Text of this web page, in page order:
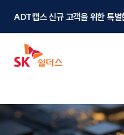
ADT캡스 신규 고객을 위한 특